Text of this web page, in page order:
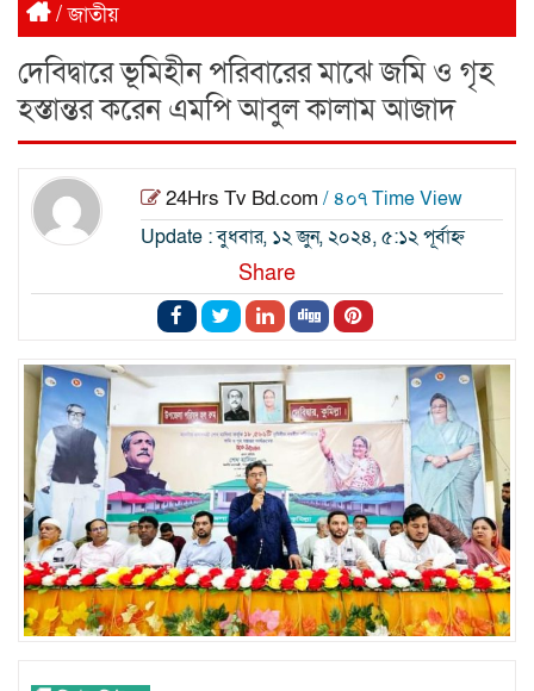
/জাতীয়
দেবিদ্বারে ভূমিহীন পরিবারের মাঝে জমি ও গৃহ
হস্তান্তর করেন এমপি আবুল কালাম আজাদ
24Hrs Tv Bd.com / ৪০৭ Time View
Update : বুধবার, ১২ জুন, ২০২৪, ৫:১২ পূর্বাহ্ন
Share